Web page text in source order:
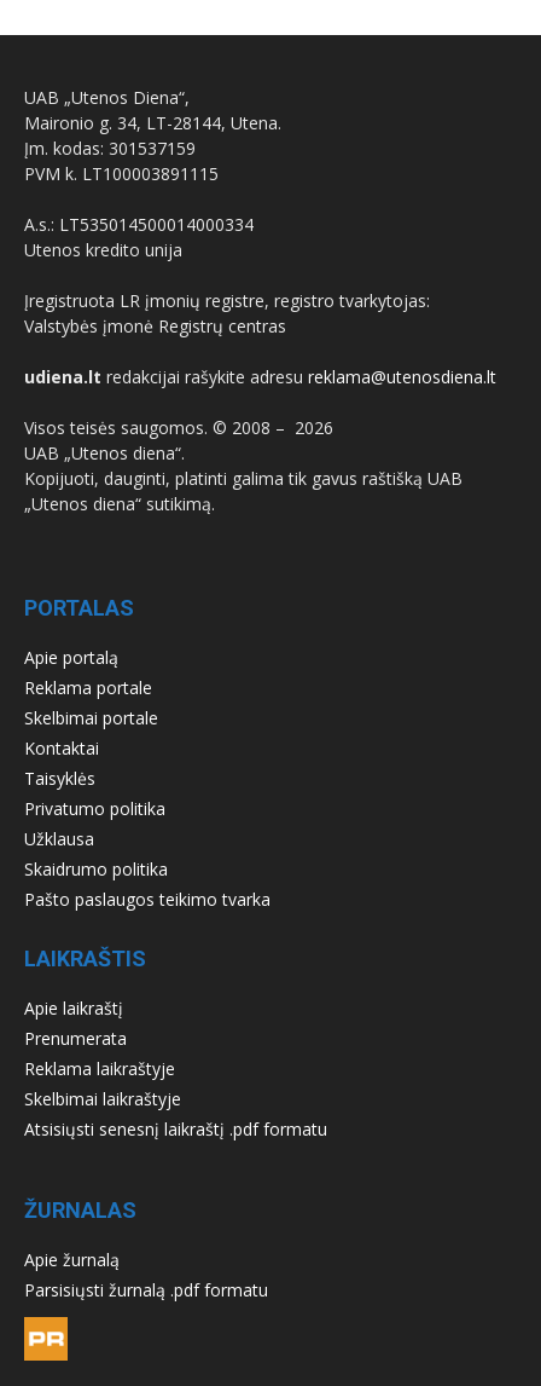
UAB „Utenos Diena“,
Maironio g. 34, LT-28144, Utena.
Įm. kodas: 301537159
PVM k. LT100003891115
A.s.: LT535014500014000334
Utenos kredito unija
Įregistruota LR įmonių registre, registro tvarkytojas:
Valstybės įmonė Registrų centras
udiena.lt redakcijai rašykite adresu reklama@utenosdiena.lt
Visos teisės saugomos. © 2008 – 2026
UAB „Utenos diena“.
Kopijuoti, dauginti, platinti galima tik gavus raštišką UAB
„Utenos diena“ sutikimą.
PORTALAS
Apie portalą
Reklama portale
Skelbimai portale
Kontaktai
Taisyklės
Privatumo politika
Užklausa
Skaidrumo politika
Pašto paslaugos teikimo tvarka
LAIKRAŠTIS
Apie laikraštį
Prenumerata
Reklama laikraštyje
Skelbimai laikraštyje
Atsisiųsti senesnį laikraštį .pdf formatu
ŽURNALAS
Apie žurnalą
Parsisiųsti žurnalą .pdf formatu